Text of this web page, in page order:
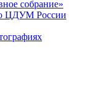
собрание»
о ЦДУМ России